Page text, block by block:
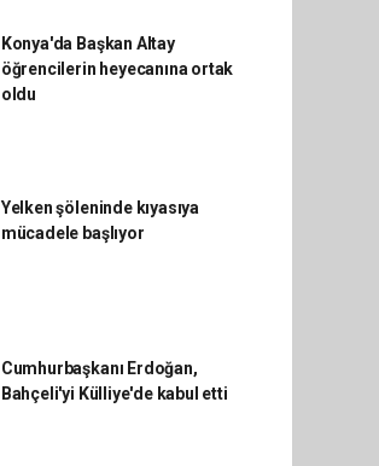
Konya'da Başkan Altay
öğrencilerin heyecanına ortak
oldu
Yelken şöleninde kıyasıya
mücadele başlıyor
Cumhurbaşkanı Erdoğan,
Bahçeli'yi Külliye'de kabul etti